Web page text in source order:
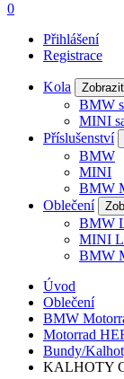
0
Přihlášení
Registrace
Kola
BMW
MINI
Příslušenství
BMW
MINI
BMW
Oblečení
BMW
MINI
BMW
Úvod
Oblečení
BMW
Motorrad
Bundy/
KALHOTY